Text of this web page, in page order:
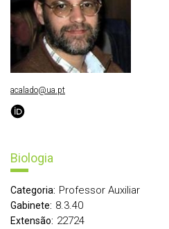
Biologia
Categoria: Professor Auxiliar
Gabinete: 8.3.40
Extensão: 22724
acalado@ua.pt